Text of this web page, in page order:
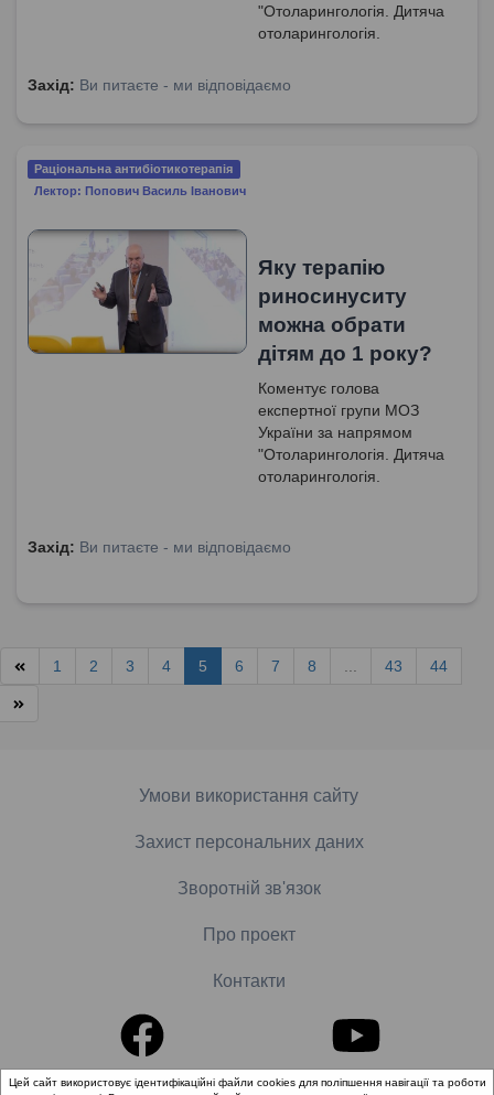
"Отоларингологія. Дитяча
отоларингологія.
Захід: Ви питаєте - ми відповідаємо
Раціональна антибіотикотерапія
Лектор: Попович Василь Іванович
Яку терапію
риносинуситу
можна обрати
дітям до 1 року?
Коментує голова
експертної групи МОЗ
України за напрямом
"Отоларингологія. Дитяча
отоларингологія.
Попович Василь Іванович.
Захід: Ви питаєте - ми відповідаємо
1 2 3 4 5 6 7 8 43 44
Умови використання сайту
Захист персональних даних
Зворотній зв'язок
Про проект
Контакти
Цей сайт використовує ідентифікаційні файли cookies для поліпшення навігації та роботи